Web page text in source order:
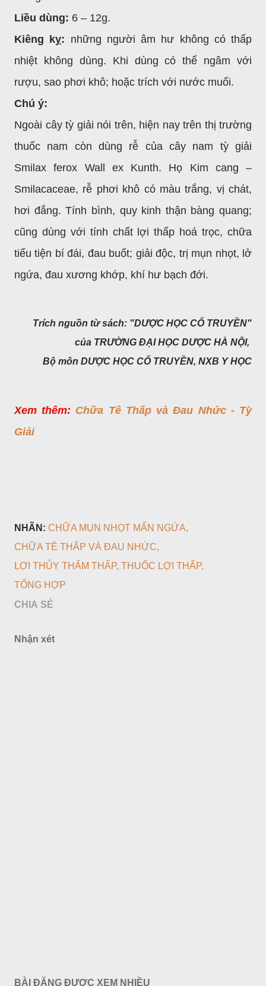
Liều dùng: 6 – 12g.
Kiêng kỵ: những người âm hư không có thấp
nhiệt không dùng. Khi dùng có thể ngâm với
rượu, sao phơi khô; hoặc trích với nước muối.
Chú ý:
Ngoài cây tỳ giải nói trên, hiện nay trên thị trường
thuốc nam còn dùng rễ của cây nam tỳ giải
Smilax ferox Wall ex Kunth. Họ Kim cang –
Smilacaceae, rễ phơi khô có màu trắng, vị chát,
hơi đắng. Tính bình, quy kinh thận bàng quang;
cũng dùng với tính chất lợi thấp hoá trọc, chữa
tiểu tiện bí đái, đau buốt; giải độc, trị mụn nhọt, lở
ngứa, đau xương khớp, khí hư bạch đới.
Trích nguồn từ sách: "DƯỢC HỌC CỔ TRUYỀN"
của TRƯỜNG ĐẠI HỌC DƯỢC HÀ NỘI,
Bộ môn DƯỢC HỌC CỔ TRUYỀN, NXB Y HỌC
Xem thêm: Chữa Tê Thấp và Đau Nhức - Tỳ
Giải
NHÃN: CHỮA MỤN NHỌT MẨN NGỨA
CHỮA TÊ THẤP VÀ ĐAU NHỨC
LỢI THỦY THẨM THẤP THUỐC LỢI THẤP
TỔNG HỢP
CHIA SẺ
Nhận xét
BÀI ĐĂNG ĐƯỢC XEM NHIỀU